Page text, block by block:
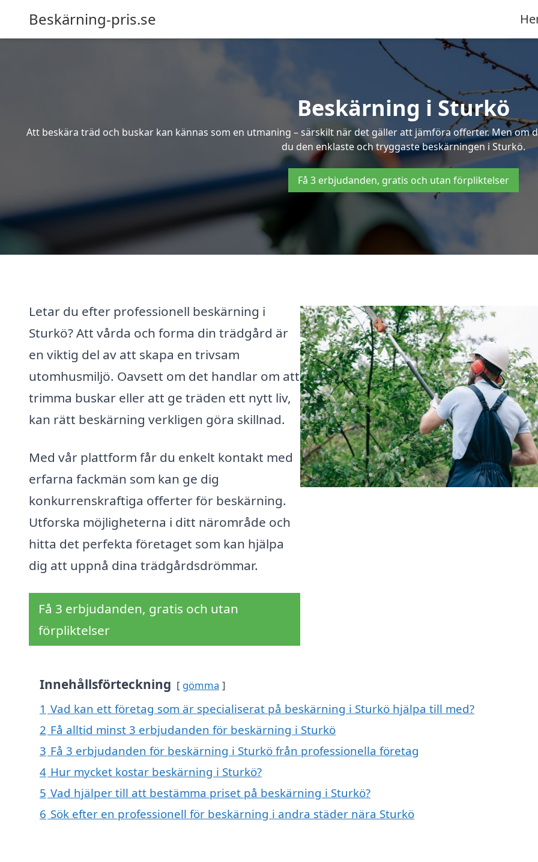
Beskärning-pris.se
Beskärning i Sturkö
Att beskära träd och buskar kan kännas som en utmaning – särskilt när det gäller att jämföra offerter. Men
du den enklaste och tryggaste beskärningen i Sturkö.
Få 3 erbjudanden, gratis och utan förpliktelser
Letar du efter professionell beskärning i
Sturkö? Att vårda och forma din trädgård är
en viktig del av att skapa en trivsam
utomhusmiljö. Oavsett om det handlar om att
trimma buskar eller att ge träden ett nytt liv,
kan rätt beskärning verkligen göra skillnad.
Med vår plattform får du enkelt kontakt med
erfarna fackmän som kan ge dig
konkurrenskraftiga offerter för beskärning.
Utforska möjligheterna i ditt närområde och
hitta det perfekta företaget som kan hjälpa
dig att uppnå dina trädgårdsdrömmar.
Få 3 erbjudanden, gratis och utan
förpliktelser
Innehållsförteckning gömma
1 Vad kan ett företag som är specialiserat på beskärning i Sturkö hjälpa till med?
2 Få alltid minst 3 erbjudanden för beskärning i Sturkö
3 Få 3 erbjudanden för beskärning i Sturkö från professionella företag
4 Hur mycket kostar beskärning i Sturkö?
5 Vad hjälper till att bestämma priset på beskärning i Sturkö?
6 Sök efter en professionell för beskärning i andra städer nära Sturkö